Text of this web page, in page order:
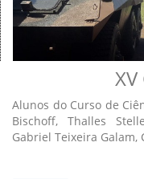
Alunos do Curso de
Bischoff, Thalles
Gabriel Teixeira Galam,